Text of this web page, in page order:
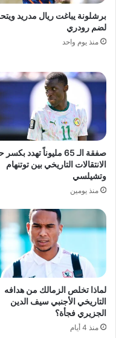
برشلونة يباغت ريال مدريد
لضم رودري
منذ يوم واحد
صفقة الـ 65 مليوناً تهدد
الانتقالات التاريخي بين توتنهام
وتشيلسي
منذ يومين
لماذا تخلص الزمالك من هدافه
التاريخي الأجنبي سيف الدين
الجزيري فجأة؟
منذ 4 أيام